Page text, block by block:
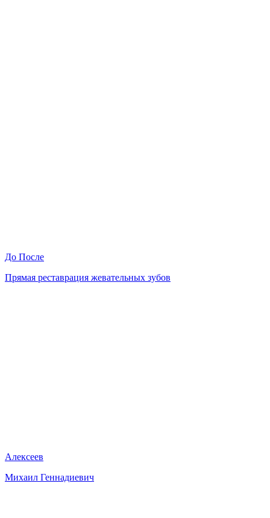
До После
Прямая реставрация жевательных зубов
Алексеев
Михаил Геннадиевич